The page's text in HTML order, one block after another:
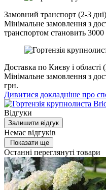
Замовний транспорт (2-3 дні)
Мінімальне замовлення з
транспортом становить 3000
Доставка по Києву і області
Мінімальне замовлення з
грн.
Дивитися докладніше про
Відгуки
Залишити відгук
Немає відгуків
Показати ще
Останні переглянуті товари